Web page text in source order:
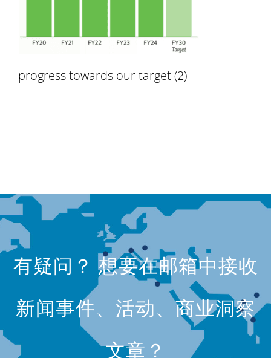
progress towards our target (2)
有疑问？ 想要在邮箱中接收
新闻事件、活动、商业洞察
文章？